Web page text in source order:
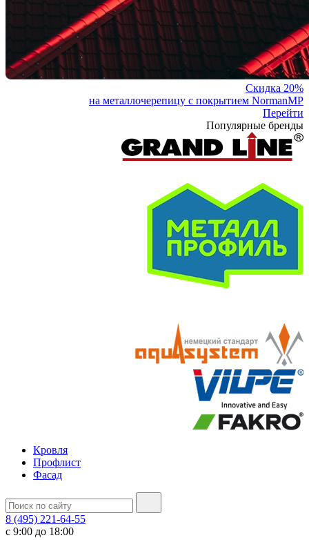
Скидка 20%
на металлочерепицу с покрытием NormanMP
Перейти
Популярные бренды
Кровля
Профлист
Фасад
8 (495) 221-64-55
с 9:00 до 18:00